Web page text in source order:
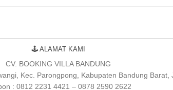
🕹 ALAMAT KAMI
CV. BOOKING VILLA BANDUNG
Kec. Parongpong, Kabupaten Bandung Barat,
: 0812 2231 4421 – 0878 2590 2622